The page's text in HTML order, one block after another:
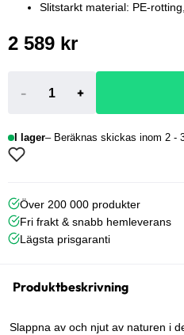
Slitstarkt material: PE-
2 589 kr
- +
I lager Beräknas skickas inom 2 -
Över 200 000 produkter
Fri frakt & snabb hemleverans
Lägsta prisgaranti
Produktbeskrivning
Slappna av och njut av naturen i